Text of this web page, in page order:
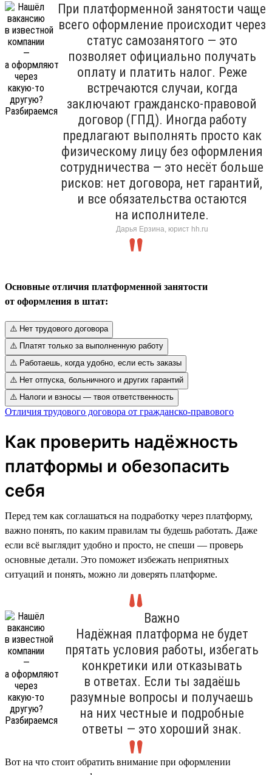
При платформенной занятости чаще
всего оформление происходит через
статус самозанятого — это
позволяет официально получать
оплату и платить налог. Реже
встречаются случаи, когда
заключают гражданско-правовой
договор (ГПД). Иногда работу
предлагают выполнять просто как
физическому лицу без оформления
сотрудничества — это несёт больше
рисков: нет договора, нет гарантий,
и все обязательства остаются
на исполнителе.
Дарья Ерзина, юрист hh.ru
Основные отличия платформенной занятости
от оформления в штат:
⚠️ Нет трудового договора
⚠️ Платят только за выполненную работу
⚠️ Работаешь, когда удобно, если есть заказы
⚠️ Нет отпуска, больничного и других гарантий
⚠️ Налоги и взносы — твоя ответственность
Отличия трудового договора от гражданско-правового
Как проверить надёжность
платформы и обезопасить
себя
Перед тем как соглашаться на подработку через платформу,
важно понять, по каким правилам ты будешь работать. Даже
если всё выглядит удобно и просто, не спеши — проверь
основные детали. Это поможет избежать неприятных
ситуаций и понять, можно ли доверять платформе.
Важно
Надёжная платформа не будет
прятать условия работы, избегать
конкретики или отказывать
в ответах. Если ты задаёшь
разумные вопросы и получаешь
на них честные и подробные
ответы — это хороший знак.
Вот на что стоит обратить внимание при оформлении